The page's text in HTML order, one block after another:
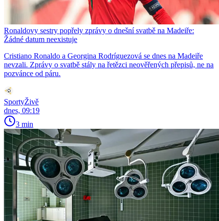
Ronaldovy sestry popřely zprávy o dnešní svatbě na Madeiře:
Žádné datum neexistuje
Cristiano Ronaldo a Georgina Rodríguezová se dnes na Madeiře
nevzali. Zprávy o svatbě stály na řetězci neověřených přepisů, ne na
pozvánce od páru.
SportyŽivě
dnes, 09:19
3 min